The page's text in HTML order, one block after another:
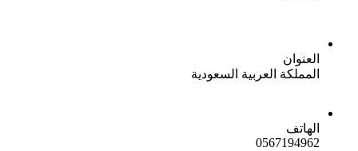
العنوان
المملكة العربية السعودية
الهاتف
0567194962